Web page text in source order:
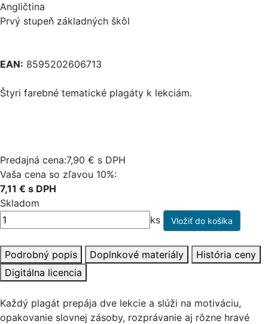
Angličtina
Prvý stupeň základných škôl
EAN: 8595202606713
Štyri farebné tematické plagáty k lekciám.
Predajná cena:7,90 € s DPH
Vaša cena so zľavou 10%:
7,11 € s DPH
Skladom
ks
Podrobný popis Doplnkové materiály
História ceny
Digitálna licencia
Každý plagát prepája dve lekcie a slúži na motiváciu,
opakovanie slovnej zásoby, rozprávanie aj rôzne hravé